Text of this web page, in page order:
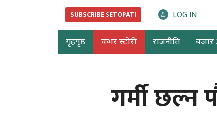
SUBSCRIBE SETOPATI LOG IN
गृहपृष्ठ कभर स्टोरी राजनीति बजार
गर्मी छल्न